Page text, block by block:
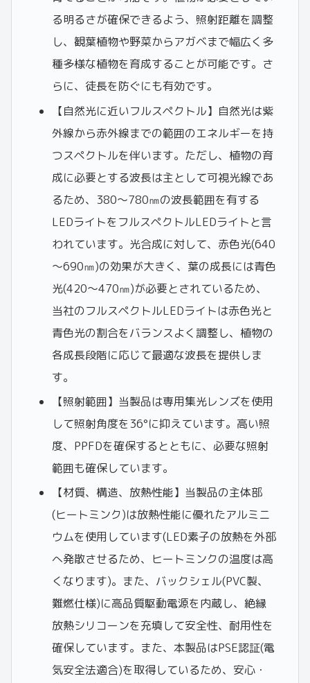
る明るさが確保できるよう、照射距離を調整
し、観葉植物や野菜からアガベまで幅広く多
種多様な植物を育成することが可能です。さ
らに、徒長を防ぐにも有効です。
【自然光に近いフルスペクトル】自然光は紫
外線から赤外線までの範囲のエネルギーを持
つスペクトルを伴います。ただし、植物の育
成に必要とする波長は主として可視光線であ
るため、380～780㎚の波長範囲を有する
LEDライトをフルスペクトルLEDライトと言
われています。光合成に対して、赤色光(640
～690㎚)の効果が大きく、葉の成長には青色
光(420～470㎚)が必要とされているため、
当社のフルスペクトルLEDライトは赤色光と
青色光の割合をバランスよく調整し、植物の
各成長段階に応じて最適な波長を提供しま
す。
【照射範囲】当製品は専用集光レンズを使用
して照射角度を36°に抑えています。高い照
度、PPFDを確保するとともに、必要な照射
範囲も確保しています。
【材質、構造、放熱性能】当製品の主体部
(ヒートミンク)は放熱性能に優れたアルミニ
ウムを使用しています(LED素子の放熱を外部
へ発散させるため、ヒートミンクの温度は高
くなります)。また、バックシェル(PVC製、
難燃仕様)に高品質駆動電源を内蔵し、絶縁
放熱シリコーンを充填して安全性、耐用性を
確保しています。また、本製品はPSE認証(電
気安全法適合)を取得しているため、安心・